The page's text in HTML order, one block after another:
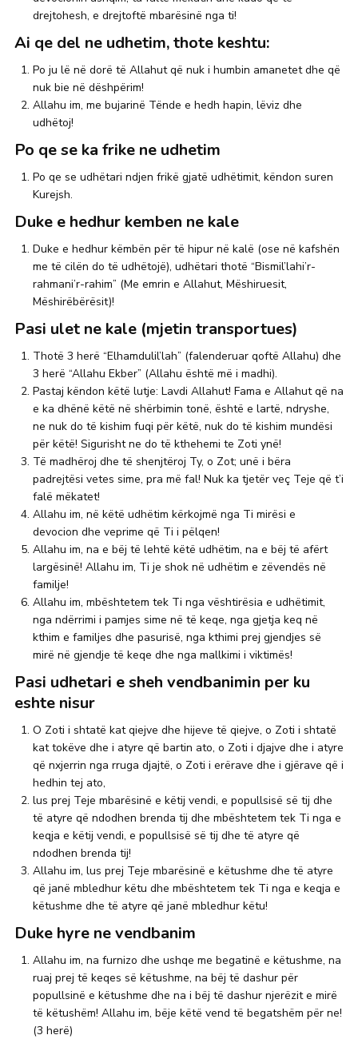
drejtohesh, e drejtoftë mbarësinë nga ti!
Ai qe del ne udhetim, thote keshtu:
Po ju lë në dorë të Allahut që nuk i humbin amanetet dhe që
nuk bie në dëshpërim!
Allahu im, me bujarinë Tënde e hedh hapin, lëviz dhe
udhëtoj!
Po qe se ka frike ne udhetim
Po qe se udhëtari ndjen frikë gjatë udhëtimit, këndon suren
Kurejsh.
Duke e hedhur kemben ne kale
Duke e hedhur këmbën për të hipur në kalë (ose në kafshën
me të cilën do të udhëtojë), udhëtari thotë “Bismil’lahi’r-
rahmani’r-rahim” (Me emrin e Allahut, Mëshiruesit,
Mëshirëbërësit)!
Pasi ulet ne kale (mjetin transportues)
Thotë 3 herë “Elhamdulil’lah” (falenderuar qoftë Allahu) dhe
3 herë “Allahu Ekber” (Allahu është më i madhi).
Pastaj këndon këtë lutje: Lavdi Allahut! Fama e Allahut që na
e ka dhënë këtë në shërbimin tonë, është e lartë, ndryshe,
ne nuk do të kishim fuqi për këtë, nuk do të kishim mundësi
për këtë! Sigurisht ne do të kthehemi te Zoti ynë!
Të madhëroj dhe të shenjtëroj Ty, o Zot; unë i bëra
padrejtësi vetes sime, pra më fal! Nuk ka tjetër veç Teje që t’i
falë mëkatet!
Allahu im, në këtë udhëtim kërkojmë nga Ti mirësi e
devocion dhe veprime që Ti i pëlqen!
Allahu im, na e bëj të lehtë këtë udhëtim, na e bëj të afërt
largësinë! Allahu im, Ti je shok në udhëtim e zëvendës në
familje!
Allahu im, mbështetem tek Ti nga vështirësia e udhëtimit,
nga ndërrimi i pamjes sime në të keqe, nga gjetja keq në
kthim e familjes dhe pasurisë, nga kthimi prej gjendjes së
mirë në gjendje të keqe dhe nga mallkimi i viktimës!
Pasi udhetari e sheh vendbanimin per ku
eshte nisur
O Zoti i shtatë kat qiejve dhe hijeve të qiejve, o Zoti i shtatë
kat tokëve dhe i atyre që bartin ato, o Zoti i djajve dhe i atyre
që nxjerrin nga rruga djajtë, o Zoti i erërave dhe i gjërave që i
hedhin tej ato,
lus prej Teje mbarësinë e këtij vendi, e popullsisë së tij dhe
të atyre që ndodhen brenda tij dhe mbështetem tek Ti nga e
keqja e këtij vendi, e popullsisë së tij dhe të atyre që
ndodhen brenda tij!
Allahu im, lus prej Teje mbarësinë e këtushme dhe të atyre
që janë mbledhur këtu dhe mbështetem tek Ti nga e keqja e
këtushme dhe të atyre që janë mbledhur këtu!
Duke hyre ne vendbanim
Allahu im, na furnizo dhe ushqe me begatinë e këtushme, na
ruaj prej të keqes së këtushme, na bëj të dashur për
popullsinë e këtushme dhe na i bëj të dashur njerëzit e mirë
të këtushëm! Allahu im, bëje këtë vend të begatshëm për ne!
(3 herë)